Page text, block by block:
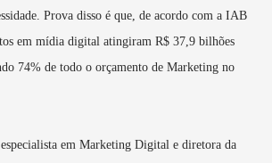
Prova disso é que, de acordo com a IAB
em mídia digital atingiram R$ 37,9 bilhões
74% de todo o orçamento de Marketing no
em Marketing Digital e diretora da